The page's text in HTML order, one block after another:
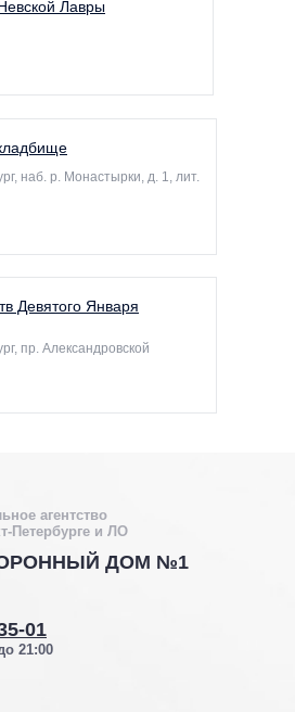
Лавры
наб. р. Монастырки, д. 1, лит.
пр. Александровской
Девятого Января
ДОМ №1
01
21:00
агентство
Петербурге и ЛО